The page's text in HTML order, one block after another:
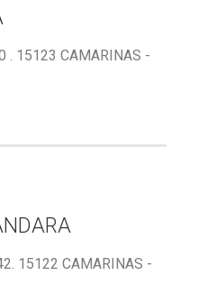
. 15123 CAMARINAS -
15122 CAMARINAS -